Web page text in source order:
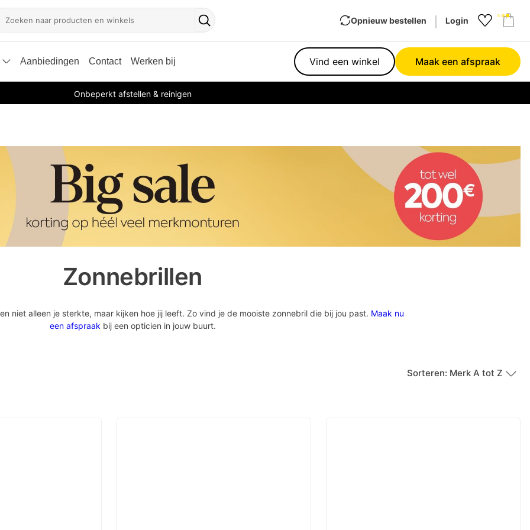
Zoekknop
Opnieuw bestellen Login
Aanbiedingen Contact Werken bij Vind een winkel Maak een afspraak
Onbeperkt afstellen & reinigen
Zonnebrillen
niet alleen je sterkte, maar kijken hoe jij leeft. Zo vind je de mooiste zonnebril die bij jou past. Maak nu
een afspraakbij een opticien in jouw buurt.
Sorteren: Merk A tot Z